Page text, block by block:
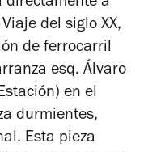
Viaje del siglo XX,
de ferrocarril
esq. Álvaro
) en el
durmientes,
Esta pieza